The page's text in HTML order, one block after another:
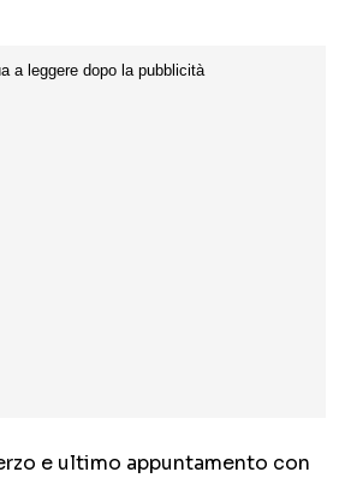
e ultimo appuntamento con